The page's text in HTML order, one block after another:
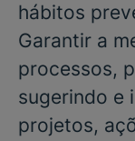
hábitos
Garantir a
processos,
sugerindo e
projetos,